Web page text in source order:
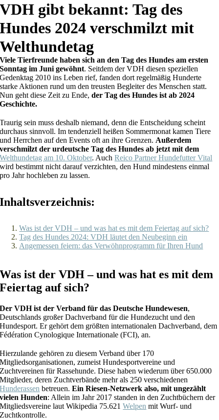
VDH gibt bekannt: Tag des
Hundes 2024 verschmilzt mit
Welthundetag
Viele Tierfreunde haben sich an den Tag des Hundes am ersten
Sonntag im Juni gewöhnt. Seitdem der VDH diesen speziellen
Gedenktag 2010 ins Leben rief, fanden dort regelmäßig Hunderte
starke Aktionen rund um den treusten Begleiter des Menschen statt.
Nun geht diese Zeit zu Ende,der Tag des Hundes ist ab 2024
Geschichte.
Traurig sein muss deshalb niemand, denn die Entscheidung scheint
durchaus sinnvoll. Im tendenziell heißen Sommermonat kamen Tiere
und Herrchen auf den Events oft an ihre Grenzen.Außerdem
verschmilzt der urdeutsche Tag des Hundes ab jetzt mit dem
Welthundetag am 10. Oktober. AuchReico Partner Hundefutter Vital
wird bestimmt nicht darauf verzichten, den Hund mindestens einmal
pro Jahr hochleben zu lassen.
Inhaltsverzeichnis:
Was ist der VDH – und was hat es mit dem Feiertag auf sich?
Tag des Hundes 2024: VDH läutet den Neubeginn ein
Angemessen feiern: das Verwöhnprogramm für Ihren Hund
Was ist der VDH – und was hat es mit dem
Feiertag auf sich?
Der VDH ist der Verband für das Deutsche Hundewesen,
Deutschlands großer Dachverband für die Hundezucht und den
Hundesport. Er gehört dem größten internationalen Dachverband, dem
Fédération Cynologique Internationale (FCI), an.
Hierzulande gehören zu diesem Verband über 170
Mitgliedsorganisationen, zumeist Hundesportvereine und
Zuchtvereinen für Rassehunde. Diese haben wiederum über 650.000
Mitglieder, deren Zuchtverbände mehr als 250 verschiedenen
Hunderassen betreuen.Ein Riesen-Netzwerk also, mit ungezählt
vielen Hunden: Allein im Jahr 2017 standen in den Zuchtbüchern der
Mitgliedsvereine laut Wikipedia 75.621Welpen mit Wurf- und
Zuchtkontrolle.